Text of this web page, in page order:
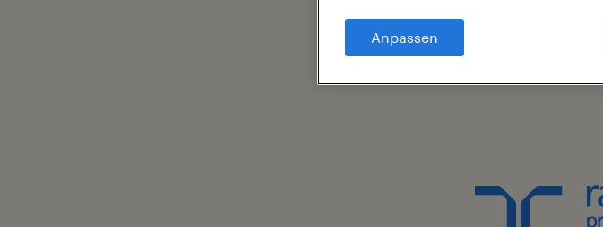
Anpassen